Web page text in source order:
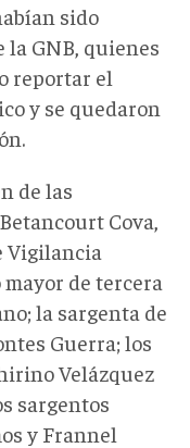
sido
GNB, quienes
reportar el
y se quedaron
de las
Cova,
Vigilancia
de tercera
la sargenta de
Guerra; los
Velázquez
sargentos
y Frannel